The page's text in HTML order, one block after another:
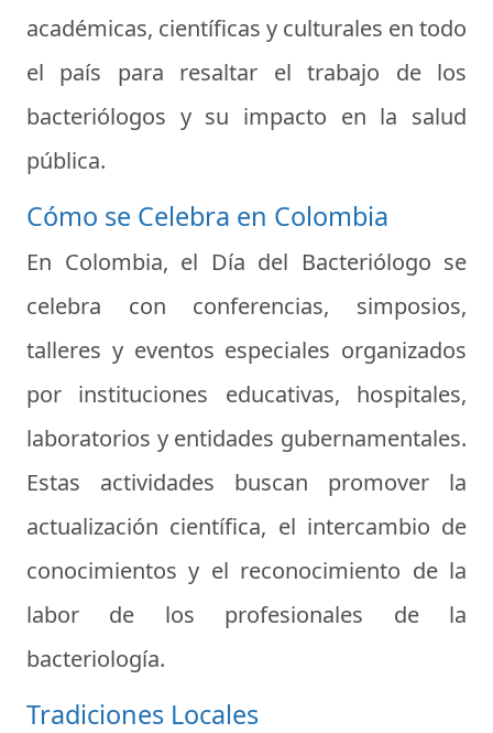
académicas, científicas y culturales en todo
el país para resaltar el trabajo de los
bacteriólogos y su impacto en la salud
pública.
Cómo se Celebra en Colombia
En Colombia, el Día del Bacteriólogo se
celebra con conferencias, simposios,
talleres y eventos especiales organizados
por instituciones educativas, hospitales,
laboratorios y entidades gubernamentales.
Estas actividades buscan promover la
actualización científica, el intercambio de
conocimientos y el reconocimiento de la
labor de los profesionales de la
bacteriología.
Tradiciones Locales